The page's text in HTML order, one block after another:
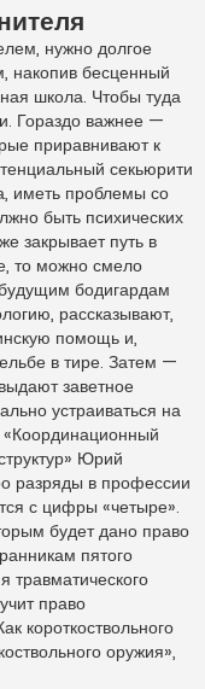
нужно долгое
накопив бесценный
школа. Чтобы туда
Гораздо важнее —
приравнивают к
секьюрити
иметь проблемы со
быть психических
закрывает путь в
то можно смело
бодигардам
рассказывают,
помощь и,
в тире. Затем —
заветное
устраиваться на
Юрий
разряды в профессии
с цифры «четыре».
будет дано право
пятого
травматического
право
короткоствольного
оружия»,